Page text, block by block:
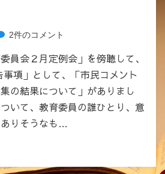
市
か
ら
の
見
書」
い
2件のコメント
員会２月定例会」を傍聴して、
項」として、「市民コメント
の結果について」がありまし
いて、教育委員の誰ひとり、意
りそうなも…